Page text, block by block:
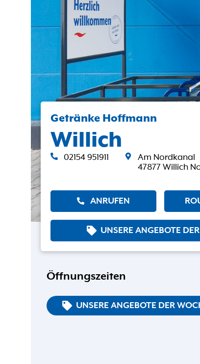
Getränke Hoffmann
Willich
02154 951911
Am Nordkanal
47877 Willich
ANRUFEN
UNSERE ANGEBOTE
Öffnungszeiten
UNSERE ANGEBOTE DER